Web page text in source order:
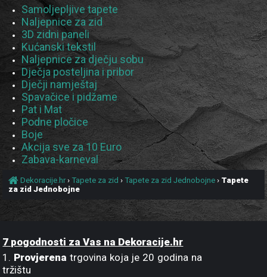
Samoljepljive tapete
Naljepnice za zid
3D zidni paneli
Kućanski tekstil
Naljepnice za dječju sobu
Dječja posteljina i pribor
Dječji namještaj
Spavačice i pidžame
Pat i Mat
Podne pločice
Boje
Akcija sve za 10 Euro
Zabava-karneval
Dekoracije.hr›Tapete za zid ›Tapete za zid Jednobojne › Tapete
za zid Jednobojne
7 pogodnosti za Vas na Dekoracije.hr
1. Provjerena trgovina koja je 20 godina na
tržištu